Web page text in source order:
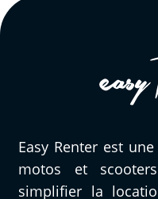
Easy Renter est
motos et
simplifier la